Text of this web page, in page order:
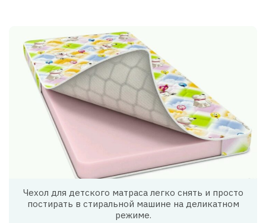
Чехол для детского матраса легко снять и просто
постирать в стиральной машине на деликатном
режиме.